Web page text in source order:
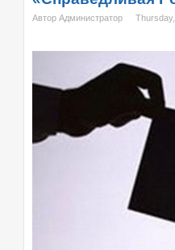
Автор Администратор